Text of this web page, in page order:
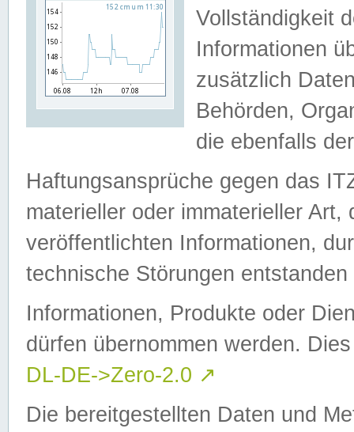
Vollständigkeit
Informationen
zusätzlich
Behörden,
die ebenfalls
Haftungsansprüche gegen das
materieller oder immaterieller
veröffentlichten Informationen,
technische Störungen
Informationen, Produkte oder
dürfen übernommen werden.
DL-DE->Zero-2.0 ↗
Die bereitgestellten Daten und